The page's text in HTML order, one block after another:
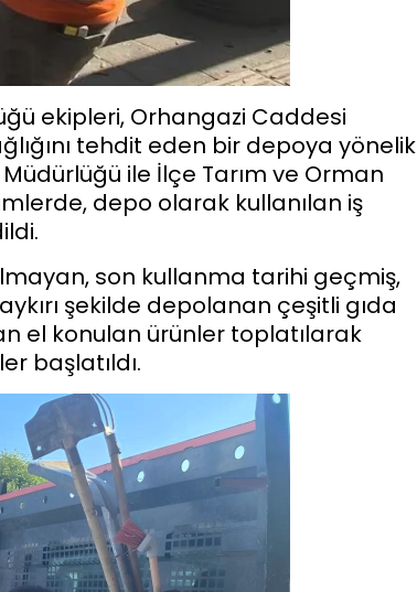
ekipleri, Orhangazi Caddesi
tehdit eden bir depoya yönelik
ile İlçe Tarım ve Orman
depo olarak kullanılan iş
son kullanma tarihi geçmiş,
şekilde depolanan çeşitli gıda
el konulan ürünler toplatılarak
başlatıldı.